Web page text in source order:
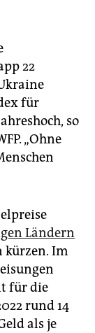
22
für
so
„Ohne
Ländern
kürzen. Im
für die
rund 14
als je